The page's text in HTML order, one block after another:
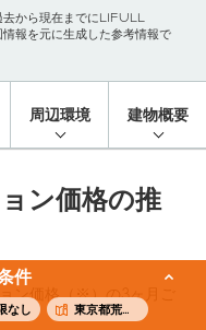
件
なし 東京都荒川区
去から現在までにLIFULL
報を元に生成した参考情報で
周辺環境 建物概要
ン価格の推
ン価格（※）の3ヶ月ご